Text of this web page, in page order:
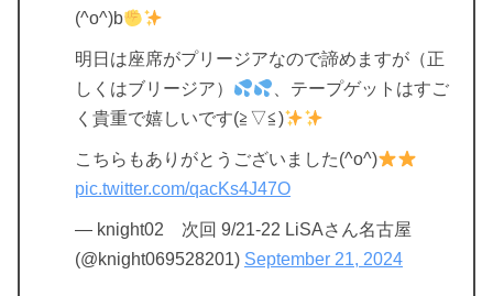
(^o^)b
明日は座席がプリージアなので諦めますが（正
しくはブリージア）
、テープゲットはすご
く貴重で嬉しいです(≧▽≦)
こちらもありがとうございました(^o^)
pic.twitter.com/qacKs4J47O
— knight02 次回 9/21-22 LiSAさん名古屋
(@knight069528201) September 21, 2024